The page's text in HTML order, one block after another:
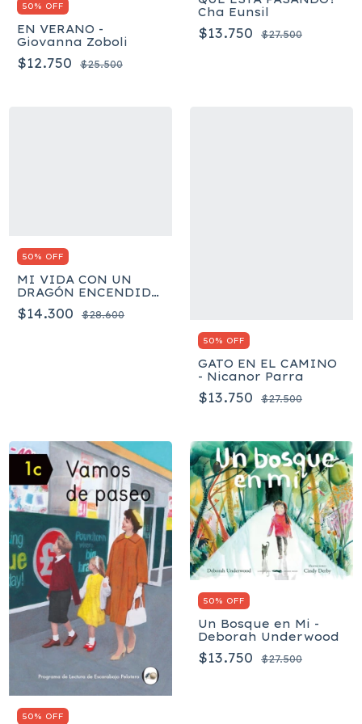
50% OFF
EN VERANO -
Giovanna Zoboli
$12.750 $25.500
Cha Eunsil
$13.750 $27.500
50% OFF
MI VIDA CON UN
DRAGÓN ENCENDIDO
- Levy Didier
$14.300 $28.600
50% OFF
GATO EN EL CAMINO
- Nicanor Parra
$13.750 $27.500
50% OFF
50% OFF
Un Bosque en Mi -
Deborah Underwood
$13.750 $27.500